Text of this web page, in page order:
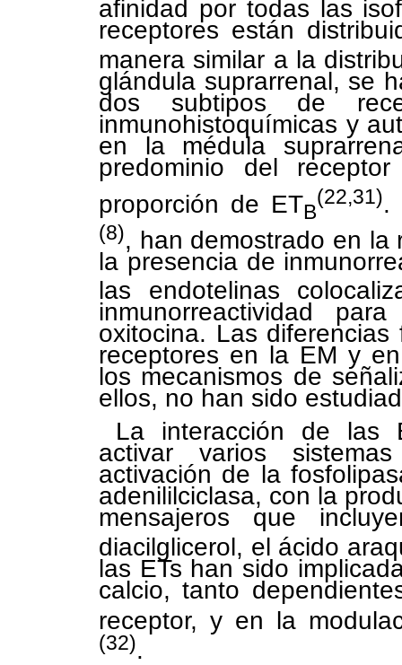
afinidad por todas las
receptores están
manera similar a la
glándula suprarrenal, se
dos subtipos de
inmunohistoquímicas y
en la médula
predominio del
proporción de ETB
(22,31).
(8), han demostrado en la
la presencia de
las endotelinas
inmunorreactividad
oxitocina. Las
receptores en la EM y
los mecanismos de
ellos, no han sido
La interacción de las
activar varios
activación de la
adenililciclasa, con la
mensajeros que
diacilglicerol, el ácido
las ETs han sido
calcio, tanto
receptor, y en la
(32).